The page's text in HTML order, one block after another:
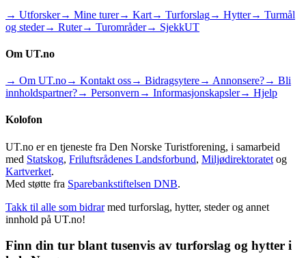
→ Utforsker→ Mine turer→ Kart→ Turforslag→ Hytter→ Turmål
og steder→ Ruter→ Turområder→ SjekkUT
Om UT.no
→ Om UT.no→ Kontakt oss→ Bidragsytere→ Annonsere?→ Bli
innholdspartner?→ Personvern → Informasjonskapsler→ Hjelp
Kolofon
UT.no er en tjeneste fra Den Norske Turistforening, i samarbeid
med Statskog, Friluftsrådenes Landsforbund, Miljødirektoratet og
Kartverket.
Med støtte fra Sparebankstiftelsen DNB.
Takk til alle som bidrar med turforslag, hytter, steder og annet
innhold på UT.no!
Finn din tur blant tusenvis av turforslag og hytter i